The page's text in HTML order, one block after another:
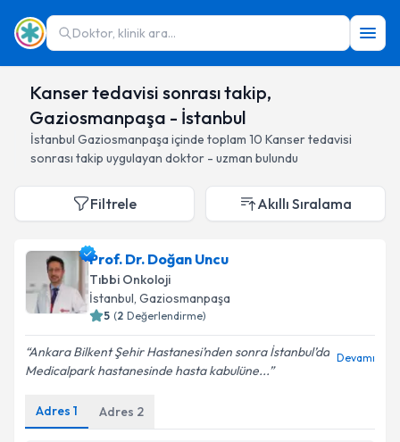
Doktor, klinik ara...
Kanser tedavisi sonrası takip,
Gaziosmanpaşa - İstanbul
İstanbul Gaziosmanpaşa içinde toplam 10 Kanser tedavisi
sonrası takip uygulayan doktor - uzman bulundu
Filtrele Akıllı Sıralama
Prof. Dr. Doğan Uncu
Tıbbi Onkoloji
İstanbul, Gaziosmanpaşa
5 (2 Değerlendirme)
Ankara Bilkent Şehir Hastanesi’nden sonra İstanbul’da
Medicalpark hastanesinde hasta kabulüne...
Devamı
Adres 1 Adres 2